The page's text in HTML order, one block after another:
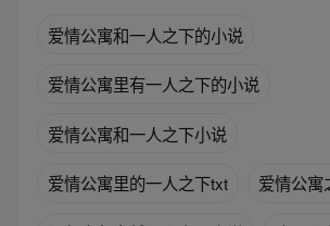
爱情公寓和一人之下的小说
爱情公寓里有一人之下的小说
爱情公寓和一人之下小说
爱情公寓里的一人之下txt 爱情公寓